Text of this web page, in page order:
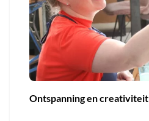
Ontspanning en creativiteit